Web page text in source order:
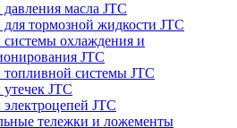
давления масла JTC
для тормозной жидкости JTC
системы охлаждения и
JTC
топливной системы JTC
JTC
электроцепей JTC
тележки и ложементы